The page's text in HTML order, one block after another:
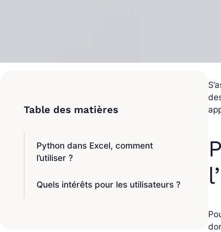
Python dans Excel, comment
l’utiliser ?
Quels intérêts pour les utilisateurs ?